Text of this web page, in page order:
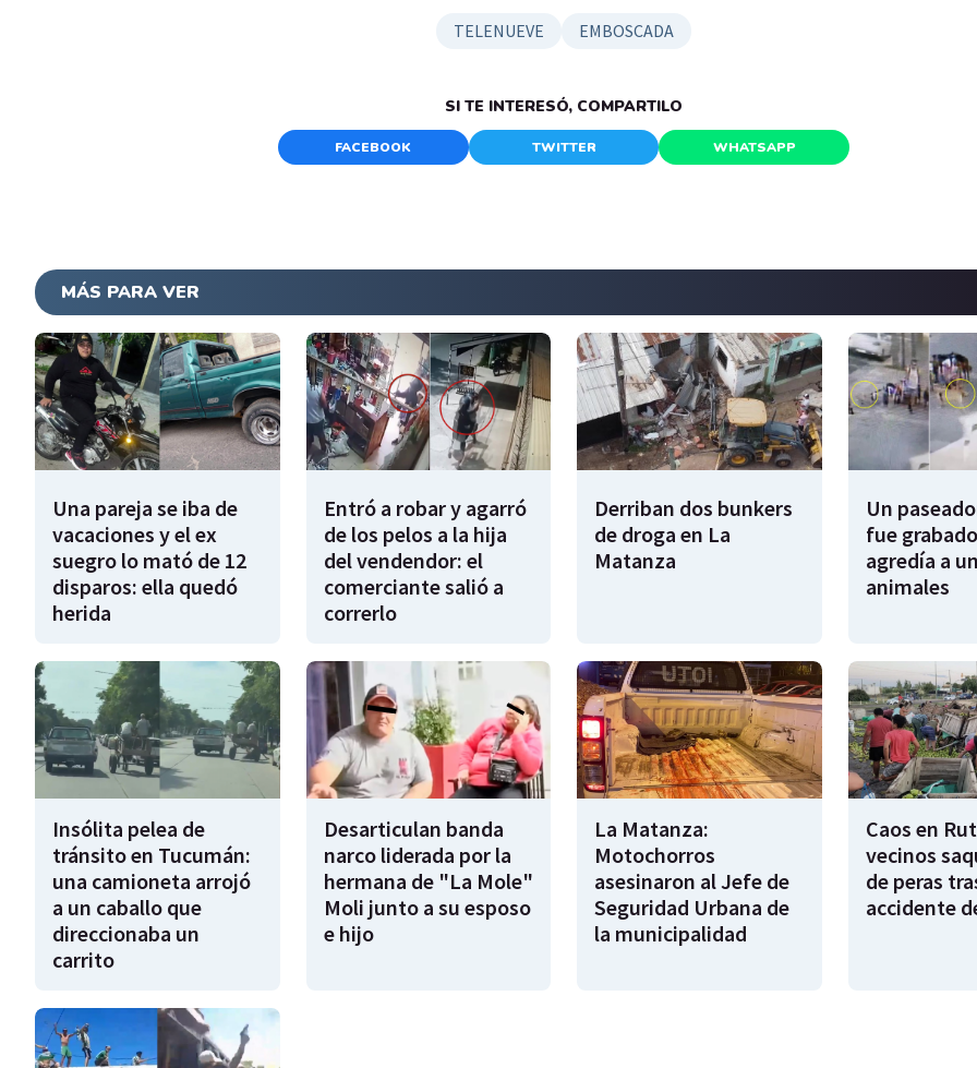
TELENUEVE EMBOSCADA
SI TE INTERESÓ, COMPARTILO
FACEBOOK TWITTER WHATSAPP
MÁS PARA VER
Una pareja se iba de
vacaciones y el ex
suegro lo mató de 12
disparos: ella quedó
herida
Entró a robar y agarró
de los pelos a la hija
del vendendor: el
comerciante salió a
correrlo
Derriban dos bunkers
de droga en La
Matanza
Un
fue
agredía a
animales
Insólita pelea de
tránsito en Tucumán:
una camioneta arrojó
a un caballo que
direccionaba un
carrito
Desarticulan banda
narco liderada por la
hermana de "La Mole"
Moli junto a su esposo
e hijo
La Matanza:
Motochorros
asesinaron al Jefe de
Seguridad Urbana de
la municipalidad
Caos en
vecinos
de peras
accidente